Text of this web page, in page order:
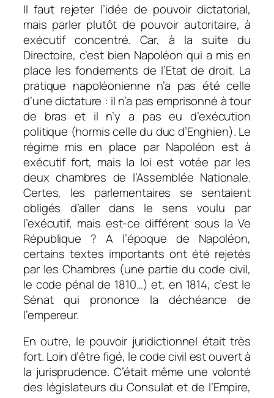
Il faut rejeter l’idée de pouvoir dictatorial,
mais parler plutôt de pouvoir autoritaire, à
exécutif concentré. Car, à la suite du
Directoire, c’est bien Napoléon qui a mis en
place les fondements de l’Etat de droit. La
pratique napoléonienne n’a pas été celle
d’une dictature : il n’a pas emprisonné à tour
de bras et il n’y a pas eu d’exécution
politique (hormis celle du duc d’Enghien). Le
régime mis en place par Napoléon est à
exécutif fort, mais la loi est votée par les
deux chambres de l’Assemblée Nationale.
Certes, les parlementaires se sentaient
obligés d’aller dans le sens voulu par
l’exécutif, mais est-ce différent sous la Ve
République ? A l’époque de Napoléon,
certains textes importants ont été rejetés
par les Chambres (une partie du code civil,
le code pénal de 1810…) et, en 1814, c’est le
Sénat qui prononce la déchéance de
l’empereur.
En outre, le pouvoir juridictionnel était très
fort. Loin d’être figé, le code civil est ouvert à
la jurisprudence. C’était même une volonté
des législateurs du Consulat et de l’Empire,